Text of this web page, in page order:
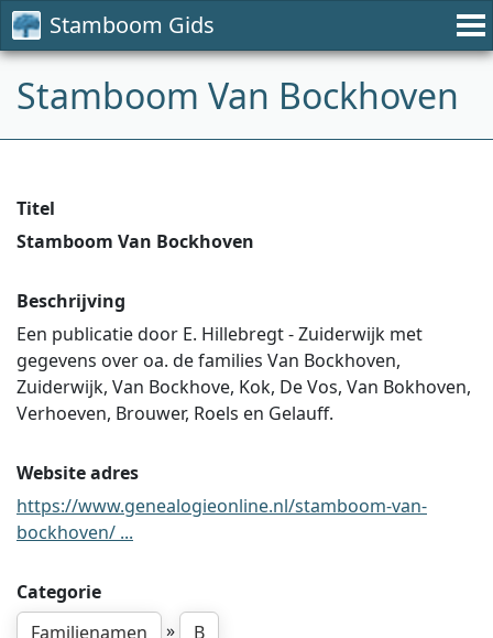
Stamboom Gids
Stamboom Van Bockhoven
Titel
Stamboom Van Bockhoven
Beschrijving
Een publicatie door E. Hillebregt - Zuiderwijk met
gegevens over oa. de families Van Bockhoven,
Zuiderwijk, Van Bockhove, Kok, De Vos, Van Bokhoven,
Verhoeven, Brouwer, Roels en Gelauff.
Website adres
https://www.genealogieonline.nl/stamboom-van-
bockhoven/ ...
Categorie
Familienamen
» B